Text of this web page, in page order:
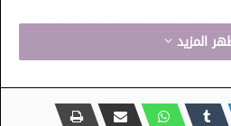
عددٍ من فضاءات التراث الغذائي
التي احتضنها الصالون
الفنون والحرف التقليدية.
المزيد